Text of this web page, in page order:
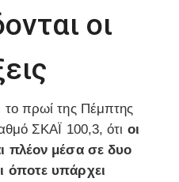
οι
πρωί της Πέμπτης
ΣΚΑΪ 100,3, ότι οι
πλέον μέσα σε δυο
όποτε υπάρχει